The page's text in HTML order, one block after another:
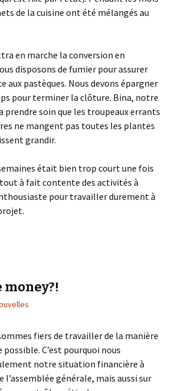
de la cuisine ont été mélangés au
en marche la conversion en
disposons de fumier pour assurer
aux pastèques. Nous devons épargner
pour terminer la clôture. Bina, notre
prendre soin que les troupeaux errants
ne mangent pas toutes les plantes
grandir.
était bien trop court une fois
à fait contente des activités à
pour travailler durement à
money?!
fiers de travailler de la manière
C’est pourquoi nous
notre situation financière à
l’assemblée générale, mais aussi sur